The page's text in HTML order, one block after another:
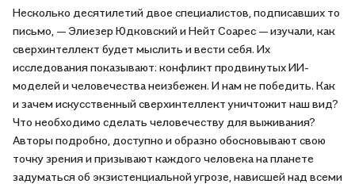
Несколько десятилетий двое специалистов, подписавших то
письмо, — Элиезер Юдковский и Нейт Соарес — изучали, как
сверхинтеллект будет мыслить и вести себя. Их
исследования показывают: конфликт продвинутых ИИ-
моделей и человечества неизбежен. И нам не победить. Как
и зачем искусственный сверхинтеллект уничтожит наш вид?
Что необходимо сделать человечеству для выживания?
Авторы подробно, доступно и образно обосновывают свою
точку зрения и призывают каждого человека на планете
задуматься об экзистенциальной угрозе, нависшей над всеми